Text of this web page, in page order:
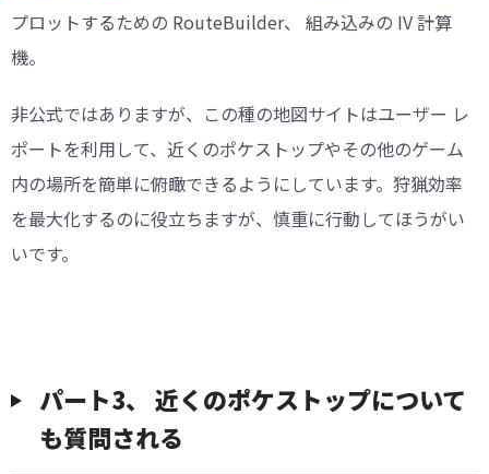
プロットするための RouteBuilder、 組み込みの IV 計算
機。
非公式ではありますが、この種の地図サイトはユーザー レ
ポートを利用して、近くのポケストップやその他のゲーム
内の場所を簡単に俯瞰できるようにしています。狩猟効率
を最大化するのに役立ちますが、慎重に行動してほうがい
いです。
パート3、 近くのポケストップについて
も質問される